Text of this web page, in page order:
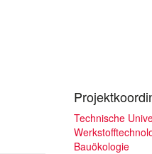
Technische
Bauökologie